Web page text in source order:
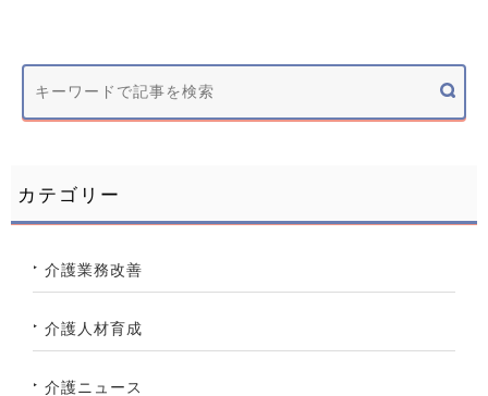
カテゴリー
介護業務改善
介護人材育成
介護ニュース